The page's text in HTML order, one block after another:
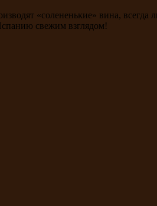
«солененькие» вина, всегда
свежим взглядом!